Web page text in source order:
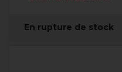
En rupture de stock